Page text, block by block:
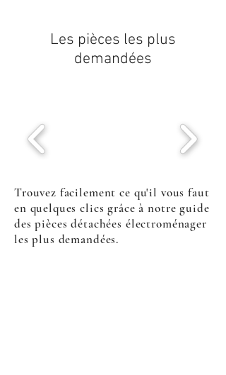
Les pièces les plus
demandées
Trouvez facilement ce qu'il vous faut
en quelques clics grâce à notre guide
des pièces détachées électroménager
les plus demandées.